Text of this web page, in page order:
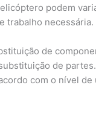
podem
trabalho necessária.
de
de
com o nível de